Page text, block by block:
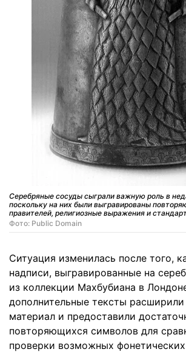
Серебряные сосуды сыграли важную роль в
поскольку на них были выгравированы
правителей, религиозные выражения и
Фото: Public Domain
Ситуация изменилась после того,
надписи, выгравированные на
из коллекции Махбубиана в
дополнительные тексты
материал и предоставили
повторяющихся символов для
проверки возможных